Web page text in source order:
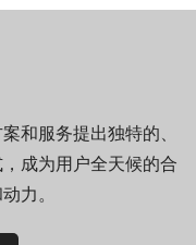
和服务提出独特的、
成为用户全天候的合
力。